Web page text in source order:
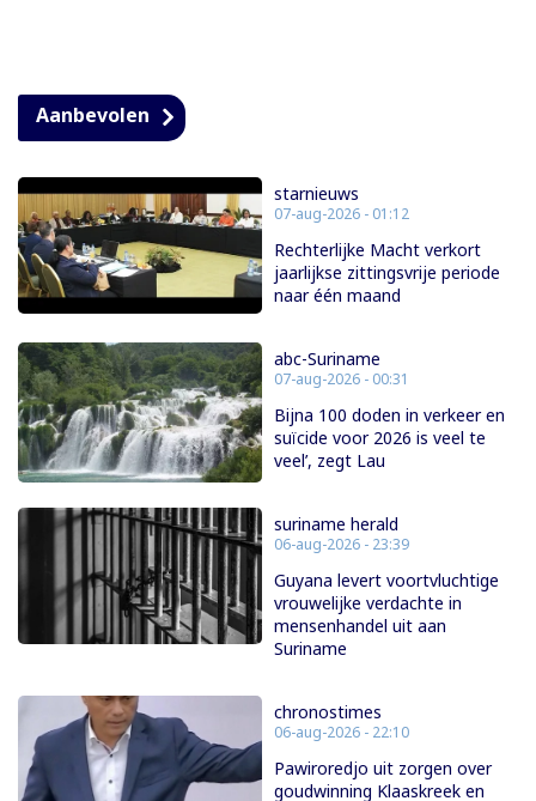
Aanbevolen
starnieuws
07-aug-2026 - 01:12
Rechterlijke Macht verkort
jaarlijkse zittingsvrije periode
naar één maand
abc-Suriname
07-aug-2026 - 00:31
Bijna 100 doden in verkeer en
suïcide voor 2026 is veel te
veel’, zegt Lau
suriname herald
06-aug-2026 - 23:39
Guyana levert voortvluchtige
vrouwelijke verdachte in
mensenhandel uit aan
Suriname
chronostimes
06-aug-2026 - 22:10
Pawiroredjo uit zorgen over
goudwinning Klaaskreek en